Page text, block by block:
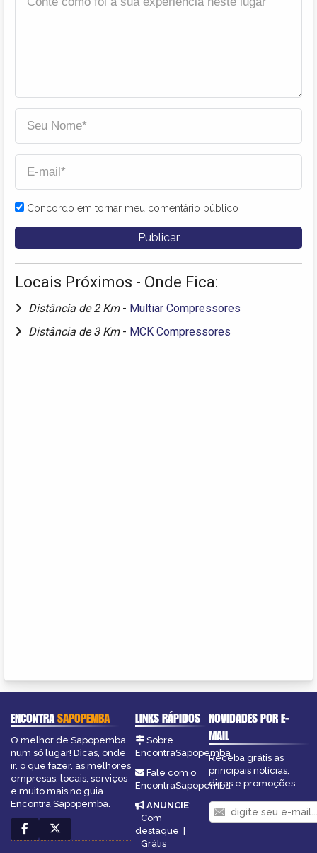
Concordo em tornar meu comentário público
Locais Próximos - Onde Fica:
Distância de 2 Km - Multiar Compressores
Distância de 3 Km - MCK Compressores
ENCONTRASAPOPEMBA
O melhor de Sapopemba
num só lugar! Dicas, onde
ir, o que fazer, as melhores
empresas, locais, serviços
e muito mais no guia
Encontra Sapopemba.
LINKS RÁPIDOS
Sobre
EncontraSapopemba
Fale com o
EncontraSapopemba
ANUNCIE:
Com
destaque |
Grátis
NOVIDADES POR E-
MAIL
Receba grátis as
principais notícias,
dicas e promoções